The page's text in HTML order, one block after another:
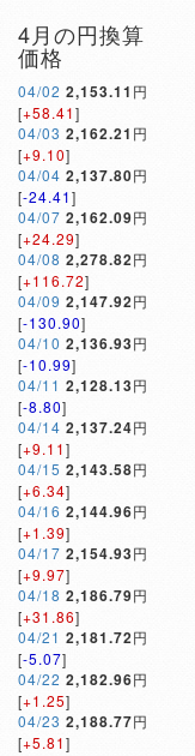
4月の円換算
価格
04/02 2,153.11 円
[+58.41]
04/03 2,162.21 円
[+9.10]
04/04 2,137.80円
[-24.41]
04/07 2,162.09円
[+24.29]
04/08 2,278.82円
[+116.72]
04/09 2,147.92円
[-130.90]
04/10 2,136.93円
[-10.99]
04/11 2,128.13円
[-8.80]
04/14 2,137.24円
[+9.11]
04/15 2,143.58円
[+6.34]
04/16 2,144.96円
[+1.39]
04/17 2,154.93円
[+9.97]
04/18 2,186.79円
[+31.86]
04/21 2,181.72円
[-5.07]
04/22 2,182.96円
[+1.25]
04/23 2,188.77円
[+5.81]